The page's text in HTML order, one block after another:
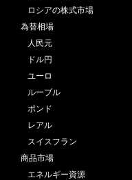
ロシアの株式市場
為替相場
人民元
ドル円
ユーロ
ルーブル
ポンド
レアル
スイスフラン
商品市場
エネルギー資源